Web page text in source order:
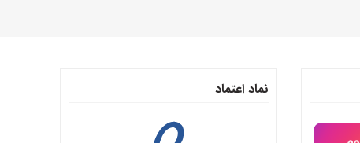
نماد اعتماد